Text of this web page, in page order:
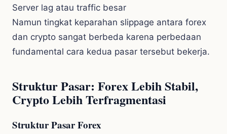
Server lag atau traffic besar
Namun tingkat keparahan slippage antara forex
dan crypto sangat berbeda karena perbedaan
fundamental cara kedua pasar tersebut bekerja.
Struktur Pasar: Forex Lebih Stabil,
Crypto Lebih Terfragmentasi
Struktur Pasar Forex